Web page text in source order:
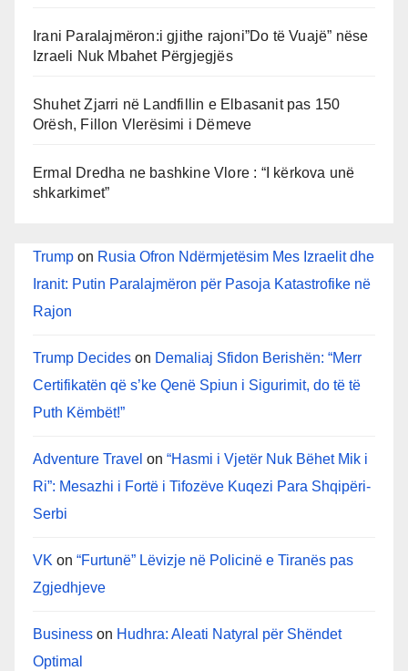
Irani Paralajmëron:i gjithe rajoni”Do të Vuajë” nëse
Izraeli Nuk Mbahet Përgjegjës
Shuhet Zjarri në Landfillin e Elbasanit pas 150
Orësh, Fillon Vlerësimi i Dëmeve
Ermal Dredha ne bashkine Vlore : “I kërkova unë
shkarkimet”
Trump on Rusia Ofron Ndërmjetësim Mes Izraelit dhe
Iranit: Putin Paralajmëron për Pasoja Katastrofike në
Rajon
Trump Decides on Demaliaj Sfidon Berishën: “Merr
Certifikatën që s’ke Qenë Spiun i Sigurimit, do të të
Puth Këmbët!”
Adventure Travel on “Hasmi i Vjetër Nuk Bëhet Mik i
Ri”: Mesazhi i Fortë i Tifozëve Kuqezi Para Shqipëri-
Serbi
VK on “Furtunë” Lëvizje në Policinë e Tiranës pas
Zgjedhjeve
Business on Hudhra: Aleati Natyral për Shëndet
Optimal